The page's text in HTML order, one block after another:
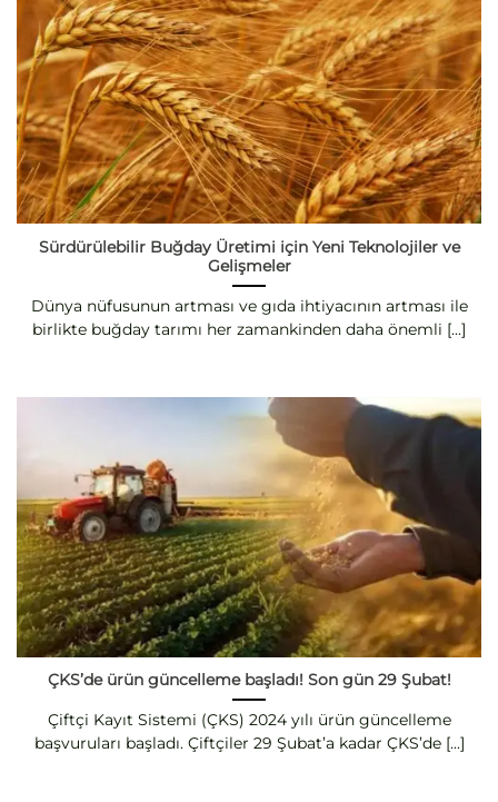
Sürdürülebilir Buğday Üretimi için Yeni Teknolojiler ve
Gelişmeler
Dünya nüfusunun artması ve gıda ihtiyacının artması ile
birlikte buğday tarımı her zamankinden daha önemli [...]
ÇKS’de ürün güncelleme başladı! Son gün 29 Şubat!
Çiftçi Kayıt Sistemi (ÇKS) 2024 yılı ürün güncelleme
başvuruları başladı. Çiftçiler 29 Şubat’a kadar ÇKS’de [...]